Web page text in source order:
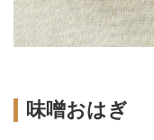
味噌おはぎ